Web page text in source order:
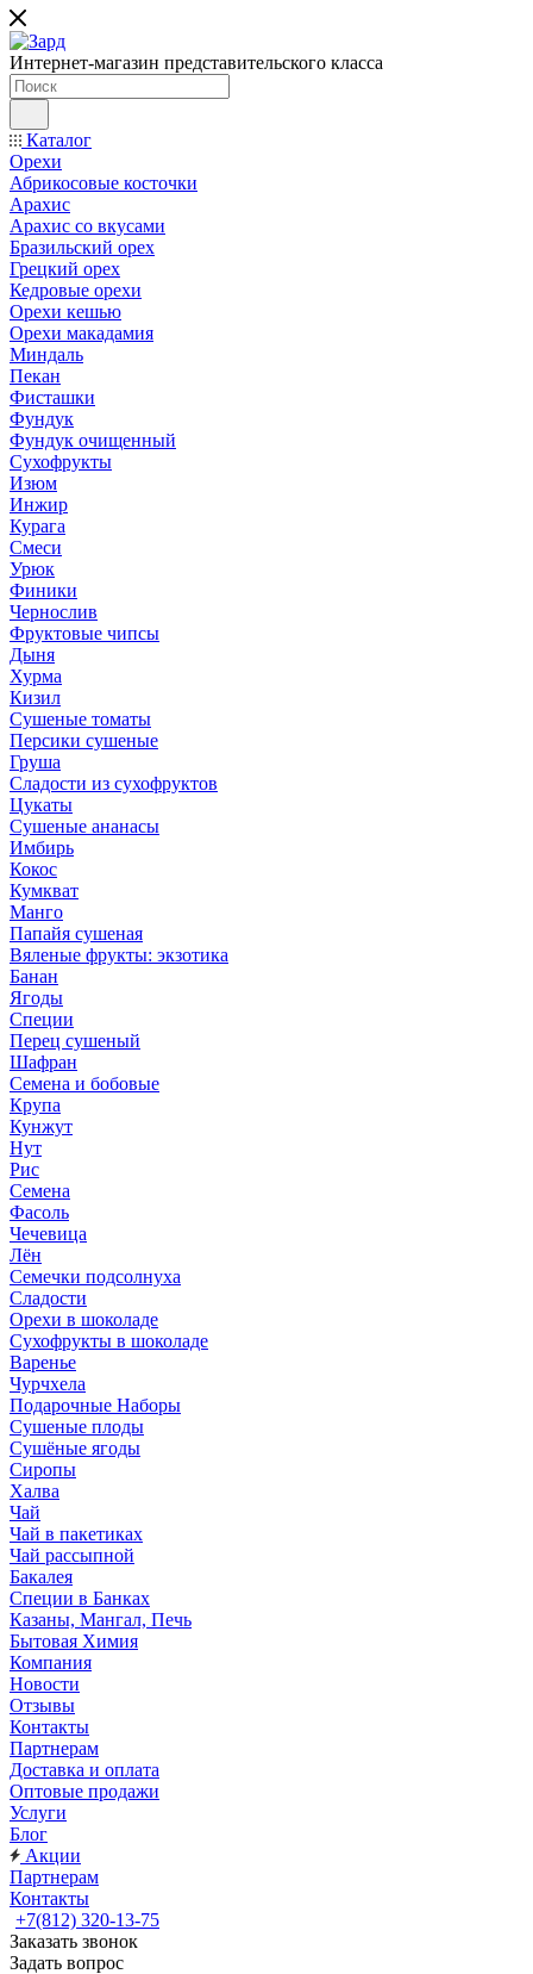
Интернет-магазин представительского класса
Каталог
Орехи
Абрикосовые косточки
Арахис
Арахис со вкусами
Бразильский орех
Грецкий орех
Кедровые орехи
Орехи кешью
Орехи макадамия
Миндаль
Пекан
Фисташки
Фундук
Фундук очищенный
Сухофрукты
Изюм
Инжир
Курага
Смеси
Урюк
Финики
Чернослив
Фруктовые чипсы
Дыня
Хурма
Кизил
Сушеные томаты
Персики сушеные
Груша
Сладости из сухофруктов
Цукаты
Cушеные ананасы
Имбирь
Кокос
Кумкват
Манго
Папайя сушеная
Вяленые фрукты: экзотика
Банан
Ягоды
Специи
Перец сушеный
Шафран
Семена и бобовые
Крупа
Кунжут
Нут
Рис
Семена
Фасоль
Чечевица
Лён
Семечки подсолнуха
Сладости
Орехи в шоколаде
Сухофрукты в шоколаде
Варенье
Чурчхела
Подарочные Наборы
Cушеные плоды
Сушёные ягоды
Сиропы
Халва
Чай
Чай в пакетиках
Чай рассыпной
Бакалея
Специи в Банках
Казаны, Мангал, Печь
Бытовая Химия
Компания
Новости
Отзывы
Контакты
Партнерам
Доставка и оплата
Оптовые продажи
Услуги
Блог
Акции
Партнерам
Контакты
+7(812) 320-13-75
Заказать звонок
Задать вопрос